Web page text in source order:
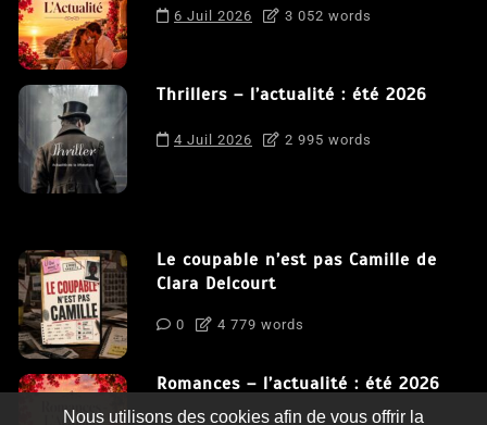
6 Juil 2026 3 052 words
Thrillers – l’actualité : été 2026
4 Juil 2026 2 995 words
Le coupable n’est pas Camille de
Clara Delcourt
0 4 779 words
Romances – l’actualité : été 2026
Nous utilisons des cookies afin de vous offrir la